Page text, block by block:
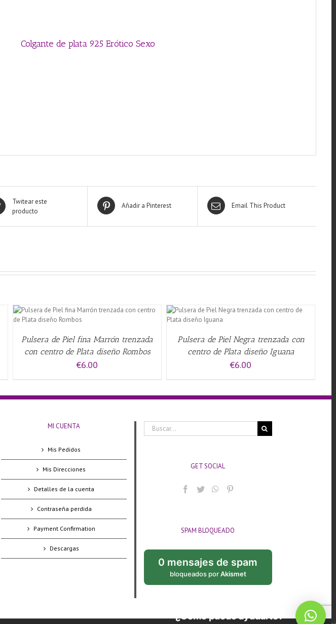
Colgante de plata 925 Erótico Sexo
Twitear este
producto
Añadir a Pinterest Email This Product
Pulsera de Piel fina Marrón trenzada
con centro de Plata diseño Rombos
€6.00
AÑADIR AL CARRITO
Pulsera de Piel Negra trenzada con
centro de Plata diseño Iguana
€6.00
MI CUENTA
Mis Pedidos
Mis Direcciones
Detalles de la cuenta
Contraseña perdida
Payment Confirmation
Descargas
Buscar:
GET SOCIAL
SPAM BLOQUEADO
0 mensajes de spam
bloqueados porAkismet
¿Cómo puedo ayudarte?